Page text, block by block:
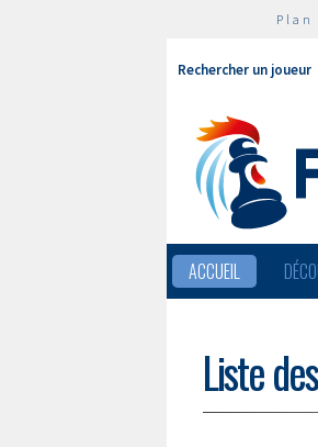
Plan
Rechercher un joueur
ACCUEIL
Liste